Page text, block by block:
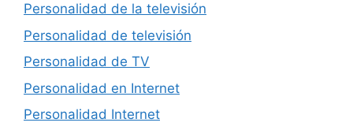
Personalidad de la televisión
Personalidad de televisión
Personalidad de TV
Personalidad en Internet
Personalidad Internet